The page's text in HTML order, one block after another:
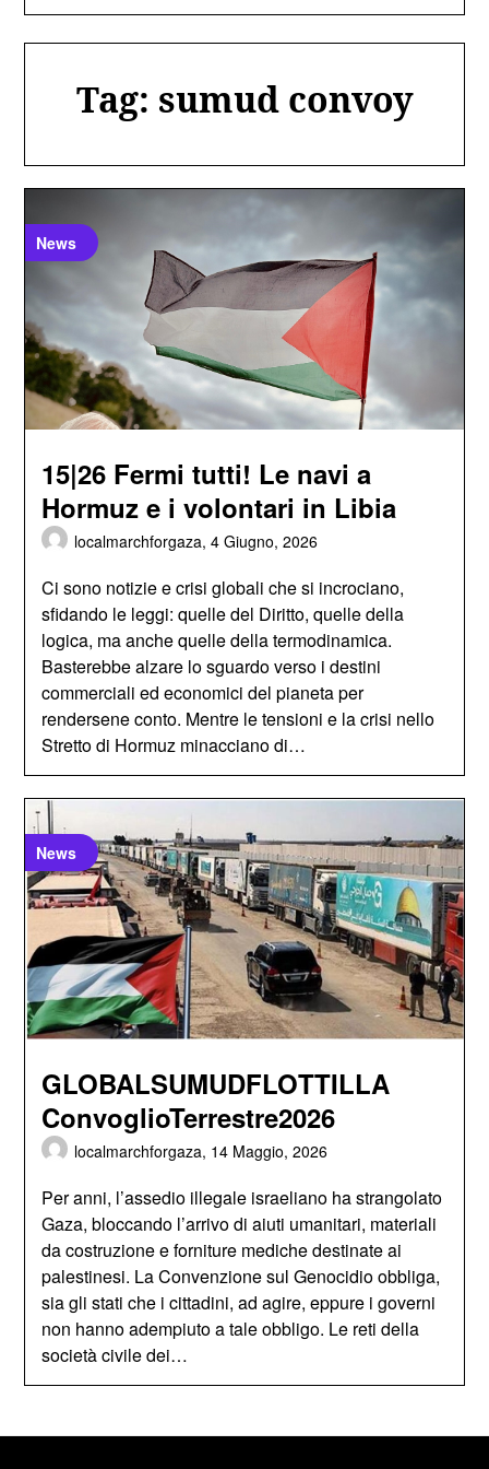
Tag: sumud convoy
News
15|26 Fermi tutti! Le navi a
Hormuz e i volontari in Libia
localmarchforgaza,4 Giugno, 2026
Ci sono notizie e crisi globali che si incrociano,
sfidando le leggi: quelle del Diritto, quelle della
logica, ma anche quelle della termodinamica.
Basterebbe alzare lo sguardo verso i destini
commerciali ed economici del pianeta per
rendersene conto. Mentre le tensioni e la crisi nello
Stretto di Hormuz minacciano di…
News
GLOBALSUMUDFLOTTILLA
ConvoglioTerrestre2026
localmarchforgaza, 14 Maggio, 2026
Per anni, l’assedio illegale israeliano ha strangolato
Gaza, bloccando l’arrivo di aiuti umanitari, materiali
da costruzione e forniture mediche destinate ai
palestinesi. La Convenzione sul Genocidio obbliga,
sia gli stati che i cittadini, ad agire, eppure i governi
non hanno adempiuto a tale obbligo. Le reti della
società civile dei…